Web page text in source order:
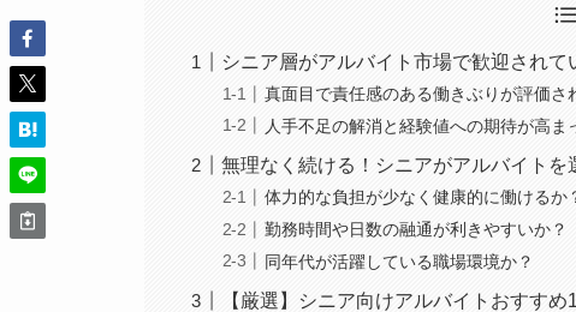
シニア層がアルバイト市場で歓迎されて
真面目で責任感のある働きぶりが評価さ
人手不足の解消と経験値への期待が高ま
無理なく続ける！シニアがアルバイトを
体力的な負担が少なく健康的に働けるか
勤務時間や日数の融通が利きやすいか？
同年代が活躍している職場環境か？
【厳選】シニア向けアルバイトおすす